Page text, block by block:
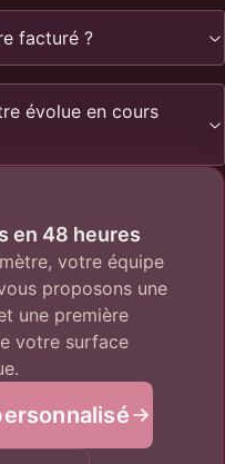
facturé ?
évolue en cours
en 48 heures
votre équipe
proposons une
une première
votre surface